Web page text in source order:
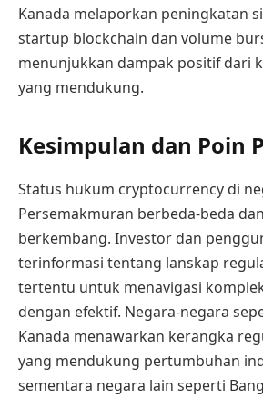
Kanada melaporkan peningkatan
startup blockchain dan volume
menunjukkan dampak positif dari
yang mendukung.
Kesimpulan dan Poin
Status hukum cryptocurrency di
Persemakmuran berbeda-beda
berkembang. Investor dan
terinformasi tentang lanskap
tertentu untuk menavigasi
dengan efektif. Negara-negara
Kanada menawarkan kerangka
yang mendukung pertumbuhan
sementara negara lain seperti